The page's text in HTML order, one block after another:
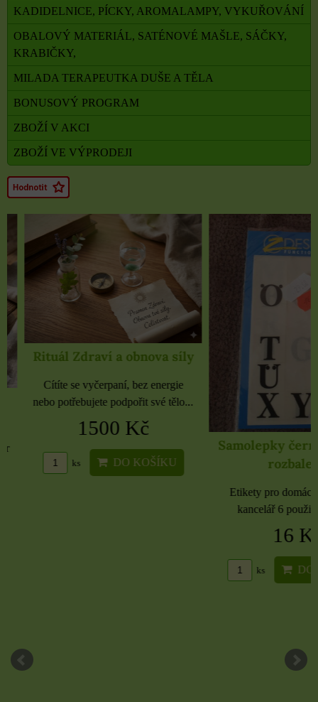
KADIDELNICE, PÍCKY, AROMALAMPY, VYKUŘOVÁNÍ
OBALOVÝ MATERIÁL, SATÉNOVÉ MAŠLE, SÁČKY,
KRABIČKY,
MILADA TERAPEUTKA DUŠE A TĚLA
BONUSOVÝ PROGRAM
ZBOŽÍ V AKCI
ZBOŽÍ VE VÝPRODEJI
Rituál Zdraví a obnova síly
Cítíte se vyčerpaní, bez energie
nebo potřebujete podpořit své tělo...
1500 Kč
ks DO KOŠÍKU
Samolepky černé
rozbaleno
Etikety pro
kancelář 6 použitých
16 Kč
ks DO